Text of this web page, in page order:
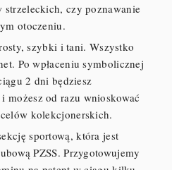
strzeleckich, czy poznawanie
otoczeniu.
szybki i tani. Wszystko
Po wpłaceniu symbolicznej
2 dni będziesz
możesz od razu wnioskować
kolekcjonerskich.
sportową, która jest
PZSS. Przygotowujemy